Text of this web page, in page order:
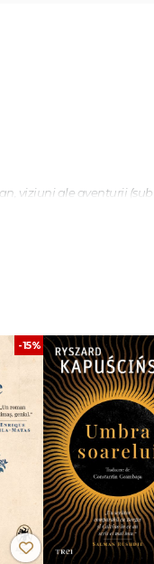
viziuni ale aventurii
oameni. Numai că unii
temporal,
unul." Louise Glück, din
americane din
mare creatoare de
pentru Glück și
-15%